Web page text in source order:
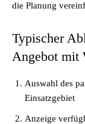
die Planung
Typischer
Angebot mit
Auswahl des
Einsatzgebiet
Anzeige